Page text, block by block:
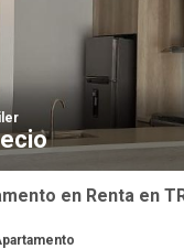
en Renta en